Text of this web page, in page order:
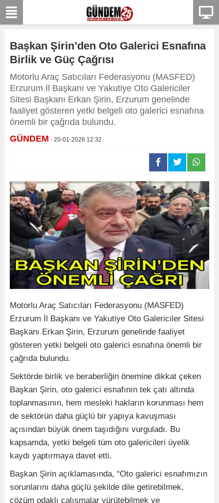
Başkan Şirin’den Oto Galerici Esnafına
Birlik ve Güç Çağrısı
Motorlu Araç Satıcıları Federasyonu (MASFED)
Erzurum İl Başkanı ve Yakutiye Oto Galericiler
Sitesi Başkanı Erkan Şirin, Erzurum genelinde
faaliyet gösteren yetki belgeli oto galerici esnafına
önemli bir çağrıda bulundu.
GÜNDEM - 20-01-2026 12:32
Motorlu Araç Satıcıları Federasyonu (MASFED)
Erzurum İl Başkanı ve Yakutiye Oto Galericiler Sitesi
Başkanı Erkan Şirin, Erzurum genelinde faaliyet
gösteren yetki belgeli oto galerici esnafına önemli bir
çağrıda bulundu.
Sektörde birlik ve beraberliğin önemine dikkat çeken
Başkan Şirin, oto galerici esnafının tek çatı altında
toplanmasının, hem mesleki hakların korunması hem
de sektörün daha güçlü bir yapıya kavuşması
açısından büyük önem taşıdığını vurguladı. Bu
kapsamda, yetki belgeli tüm oto galericileri üyelik
kaydı yaptırmaya davet etti.
Başkan Şirin açıklamasında, “Oto galerici esnafımızın
sorunlarını daha güçlü şekilde dile getirebilmek,
çözüm odaklı çalışmalar yürütebilmek ve